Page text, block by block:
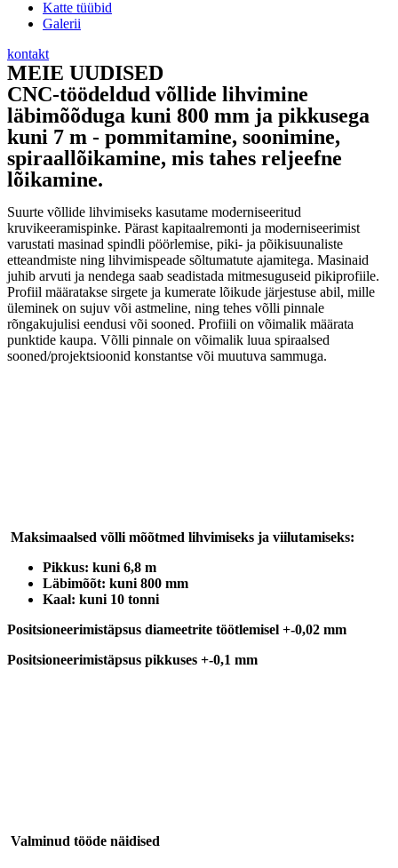
Katte tüübid
Galerii
kontakt
MEIE UUDISED
CNC-töödeldud võllide lihvimine
läbimõõduga kuni 800 mm ja pikkusega
kuni 7 m - pommitamine, soonimine,
spiraallõikamine, mis tahes reljeefne
lõikamine.
Suurte võllide lihvimiseks kasutame moderniseeritud
kruvikeeramispinke. Pärast kapitaalremonti ja moderniseerimist
varustati masinad spindli pöörlemise, piki- ja põikisuunaliste
etteandmiste ning lihvimispeade sõltumatute ajamitega. Masinaid
juhib arvuti ja nendega saab seadistada mitmesuguseid pikiprofiile.
Profiil määratakse sirgete ja kumerate lõikude järjestuse abil, mille
üleminek on sujuv või astmeline, ning tehes võlli pinnale
rõngakujulisi eendusi või sooned. Profiili on võimalik määrata
punktide kaupa. Võlli pinnale on võimalik luua spiraalsed
sooned/projektsioonid konstantse või muutuva sammuga.
Maksimaalsed võlli mõõtmed lihvimiseks ja viilutamiseks:
Pikkus: kuni 6,8 m
Läbimõõt: kuni 800 mm
Kaal: kuni 10 tonni
Positsioneerimistäpsus diameetrite töötlemisel +-0,02 mm
Positsioneerimistäpsus pikkuses +-0,1 mm
Valminud tööde näidised